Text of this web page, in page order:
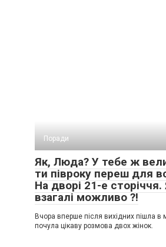
Поради
Як, Люда? У тебе ж
ти півроку переш для
На дворі 21-е сторіччя.
взагалі можливо ?!
Вчора вперше після вихідних пішла в
почула цікаву розмова двох жінок.